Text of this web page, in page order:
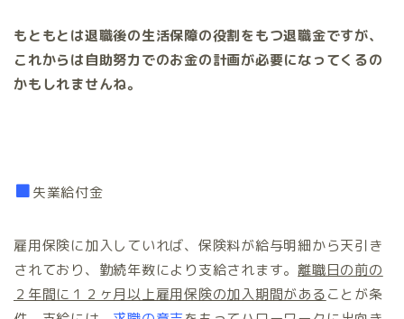
もともとは退職後の生活保障の役割をもつ退職金ですが、
これからは自助努力でのお金の計画が必要になってくるの
かもしれませんね。
■失業給付金
雇用保険に加入していれば、保険料が給与明細から天引き
されており、勤続年数により支給されます。離職日の前の
２年間に１２ヶ月以上雇用保険の加入期間があることが条